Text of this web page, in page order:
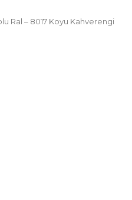
Ral – 8017 Koyu Kahverengi